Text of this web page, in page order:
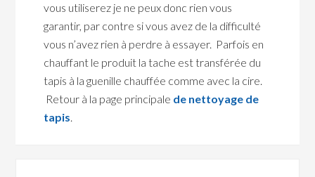
vous utiliserez je ne peux donc rien vous
garantir, par contre si vous avez de la difficulté
vous n’avez rien à perdre à essayer. Parfois en
chauffant le produit la tache est transférée du
tapis à la guenille chauffée comme avec la cire.
Retour à la page principale de nettoyage de
tapis